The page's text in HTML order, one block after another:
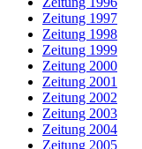
Zeitung 1997
Zeitung 1998
Zeitung 1999
Zeitung 2000
Zeitung 2001
Zeitung 2002
Zeitung 2003
Zeitung 2004
Zeitung 2005